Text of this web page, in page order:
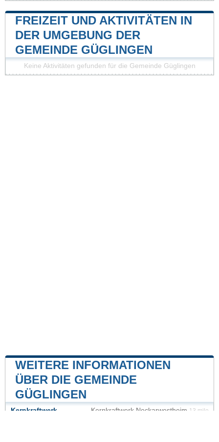
FREIZEIT UND AKTIVITÄTEN IN
DER UMGEBUNG DER
GEMEINDE GÜGLINGEN
Keine Aktivitäten gefunden für die Gemeinde Güglingen
WEITERE INFORMATIONEN
ÜBER DIE GEMEINDE
GÜGLINGEN
Kernkraftwerk Kernkraftwerk Neckarwestheim 13 mile